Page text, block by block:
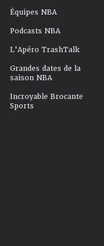
Équipes NBA
Podcasts NBA
L'Apéro TrashTalk
Grandes dates de la
saison NBA
Incroyable Brocante
Sports